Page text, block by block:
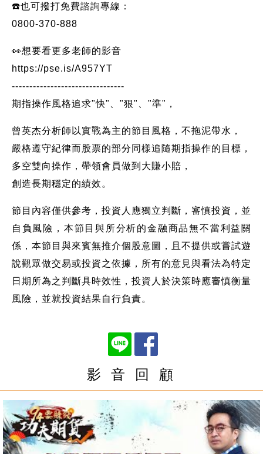
☎️也可撥打免費諮詢專線：
0800-370-888
👀想要看更多老師的影音
https://pse.is/A957YT
--------------------------------
期指操作風格追求"快"、"狠"、"準"，
曾英杰分析師以實戰為主的節目風格，不拖泥帶水，
嚴格遵守紀律而股票的部分同樣追隨期指操作的目標，
多空雙向操作，帶領會員做到大賺小賠，
創造長期穩定的績效。
節目內容僅供參考，投資人應獨立判斷，審慎投資，並
自負風險，本節目與所分析的金融商品無不當利益關
係，本節目與來賓無推介個股意圖，且不提供或嘗試遊
說觀眾做交易或投資之依據，所有的意見與看法為特定
日期所為之判斷具時效性，投資人於決策時應審慎衡量
風險，並就投資結果自行負責。
影 音 回 顧